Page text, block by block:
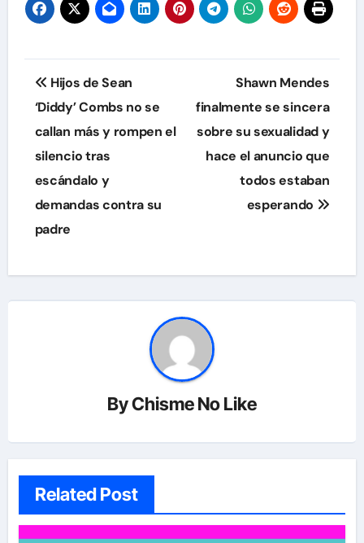
Navegación
de
entradas
Hijos de Sean
‘Diddy’ Combs no se
callan más y rompen el
silencio tras
escándalo y
demandas contra su
padre
Shawn Mendes
finalmente se sincera
sobre su sexualidad y
hace el anuncio que
todos estaban
esperando
ByChisme No Like
Related Post